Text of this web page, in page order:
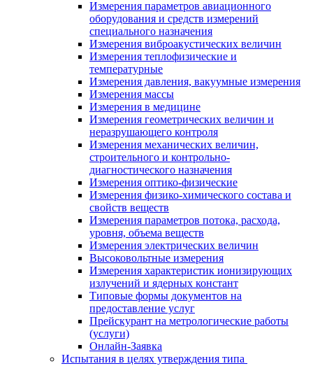
Измерения параметров авиационного
оборудования и средств измерений
специального назначения
Измерения виброакустических величин
Измерения теплофизические и
температурные
Измерения давления, вакуумные измерения
Измерения массы
Измерения в медицине
Измерения геометрических величин и
неразрушающего контроля
Измерения механических величин,
строительного и контрольно-
диагностического назначения
Измерения оптико-физические
Измерения физико-химического состава и
свойств веществ
Измерения параметров потока, расхода,
уровня, объема веществ
Измерения электрических величин
Высоковольтные измерения
Измерения характеристик ионизирующих
излучений и ядерных констант
Типовые формы документов на
предоставление услуг
Прейскурант на метрологические работы
(услуги)
Онлайн-Заявка
Испытания в целях утверждения типа